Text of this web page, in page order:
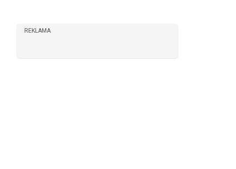
REKLAMA